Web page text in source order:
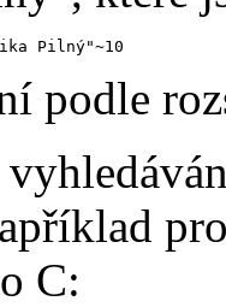
Pilný"~10
podle
C: